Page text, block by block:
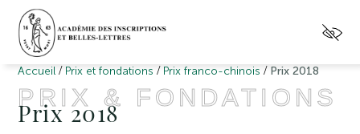
Accueil / Prix et fondations / Prix franco-chinois / Prix 2018
PRIX & FONDATIONS
Prix 2018